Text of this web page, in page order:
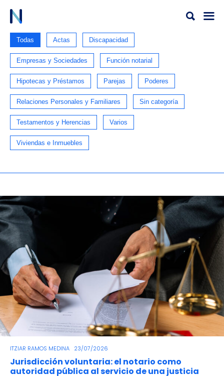
Todas Actas Discapacidad
Empresas y Sociedades Función notarial
Hipotecas y Préstamos Parejas Poderes
Relaciones Personales y Familiares Sin categoría
Testamentos y Herencias Varios
Viviendas e Inmuebles
ITZIAR RAMOS MEDINA 23/07/2026
Jurisdicción voluntaria: el notario como
autoridad pública al servicio de una justicia